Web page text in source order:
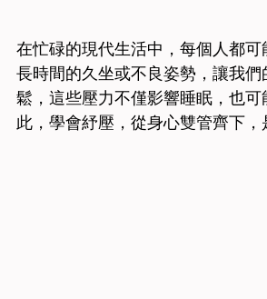
在忙碌的現代生活中，每個人都
長時間的久坐或不良姿勢，讓我
鬆，這些壓力不僅影響睡眠，也
此，學會紓壓，從身心雙管齊下